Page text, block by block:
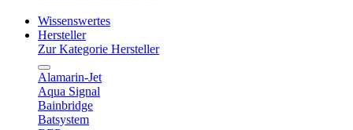
Wissenswertes
Hersteller
Zur Kategorie Hersteller
Alamarin-Jet
Aqua Signal
Bainbridge
Batsystem